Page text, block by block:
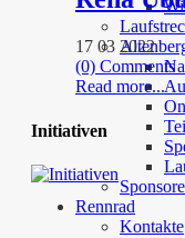
Rennrad
Kontakte
17 03 2022
(0) Comments
Read more...
Initiativen